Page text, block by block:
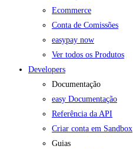
Ecommerce
Conta de Comissões
easypay now
Ver todos os Produtos
Developers
Documentação
easy Documentação
Referência da API
Criar conta em Sandbox
Guias